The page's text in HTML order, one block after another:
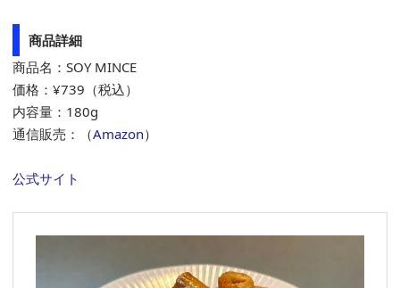
商品詳細
商品名：SOY MINCE
価格：¥739（税込）
内容量：180g
通信販売：（Amazon）
公式サイト